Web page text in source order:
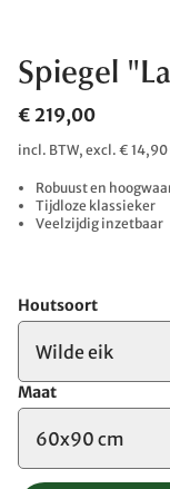
Spiegel
€ 219,00
incl. BTW, excl. €
Robuust en
Tijdloze klassieker
Veelzijdig inzetbaar
Houtsoort
Wilde eik
Maat
60x90 cm